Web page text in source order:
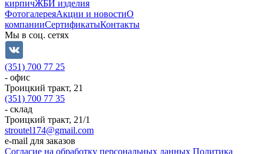
кирпичЖБИ изделия
ФотогалереяАкции и новостиО
компанииСертификатыКонтакты
Мы в соц. сетях
(351) 700 77 25
- офис
Троицкий тракт, 21
(351) 700 77 35
- склад
Троицкий тракт, 21/1
stroutel174@gmail.com
e-mail для заказов
Согласие на обработку персональных данных Политика